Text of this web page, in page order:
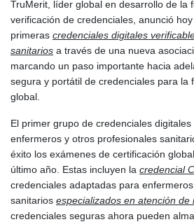
TruMerit, líder global en desarrollo de la
verificación de credenciales, anunció
primeras credenciales digitales
sanitarios a través de una nueva
marcando un paso importante hacia
segura y portátil de credenciales para la
global.
El primer grupo de credenciales
enfermeros y otros profesionales
éxito los exámenes de certificación
último año. Estas incluyen la credencial
credenciales adaptadas para
sanitarios especializados en atención de
credenciales seguras ahora pueden